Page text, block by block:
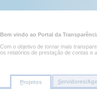
principal
página
Bem vindo ao Portal da
Com o objetivo de tornar mais
os relatórios de prestação de contas e
Projetos Servidores/